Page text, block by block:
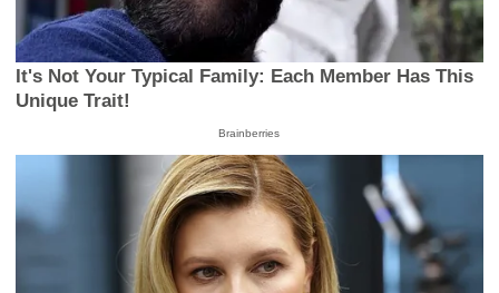
It's Not Your Typical Family: Each Member Has This
Unique Trait!
Brainberries